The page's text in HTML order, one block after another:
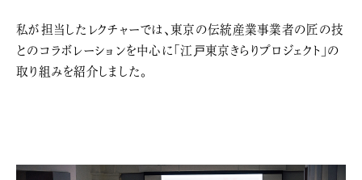
私が担当したレクチャーでは、東京の伝統産業事業者の匠の技
とのコラボレーションを中心に「江戸東京きらりプロジェクト」の
取り組みを紹介しました。